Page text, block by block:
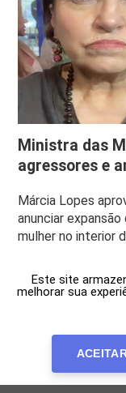
Ministra das
agressores e
Márcia Lopes
anunciar
mulher no interior
Este site
melhorar sua